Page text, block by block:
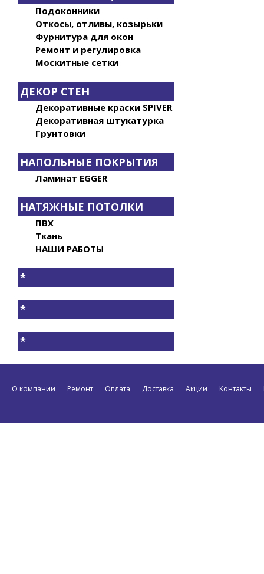
Подоконники
Откосы, отливы, козырьки
Фурнитура для окон
Ремонт и регулировка
Москитные сетки
ДЕКОР СТЕН
Декоративные краски SPIVER
Декоративная штукатурка
Грунтовки
НАПОЛЬНЫЕ ПОКРЫТИЯ
Ламинат EGGER
НАТЯЖНЫЕ ПОТОЛКИ
ПВХ
Ткань
НАШИ РАБОТЫ
*
*
*
О компании Ремонт Оплата Доставка Акции Контакты